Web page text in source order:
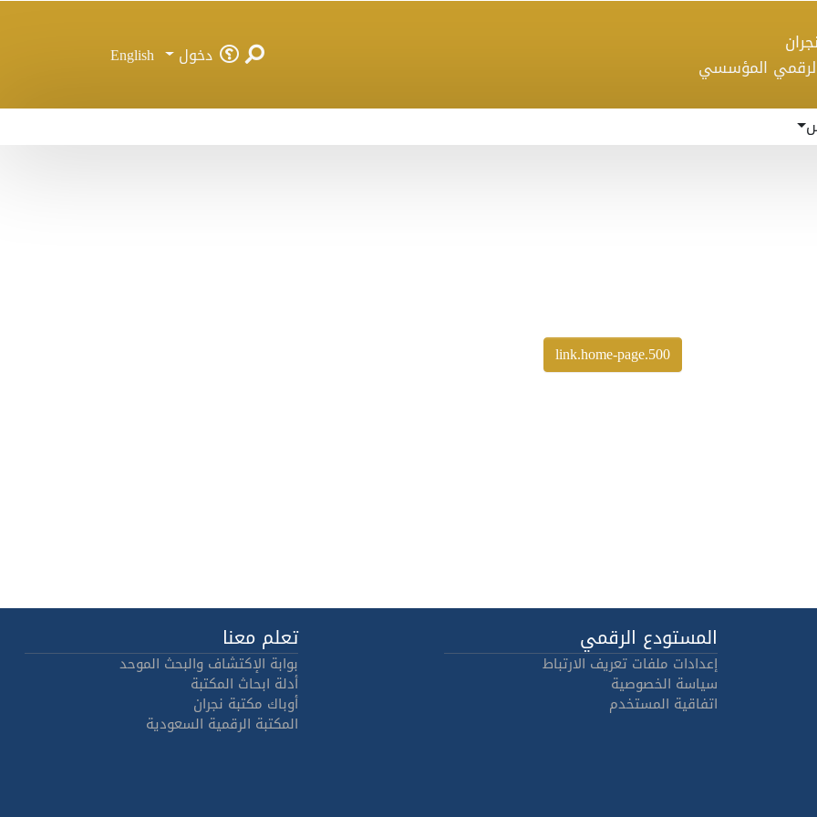
المؤسسي
دخول English
500.link.home-page
المستودع الرقمي
إعدادات ملفات تعريف الارتباط
سياسة الخصوصية
اتفاقية المستخدم
تعلم معنا
بوابة الإكتشاف والبحث الموحد
أدلة ابحاث المكتبة
أوباك مكتبة نجران
المكتبة الرقمية السعودية